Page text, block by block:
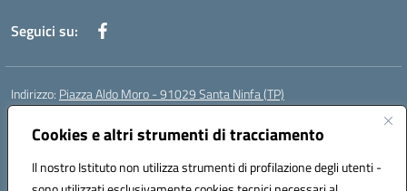
Cookies e altri strumenti di tracciamento
Il nostro Istituto non utilizza strumenti di profilazione degli utenti -
Seguici su:
Indirizzo: Piazza Aldo Moro - 91029 Santa Ninfa (TP)
Centralino:
Posta elettronica certificata (PEC):tpic807004@pec.istruzione.it
Codice fiscale: 81002070811
Codice meccanografico:TPIC807004